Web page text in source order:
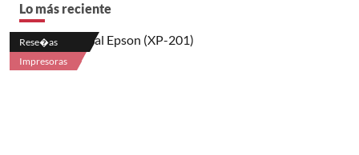
Lo más reciente
Rese�as
Impresoras